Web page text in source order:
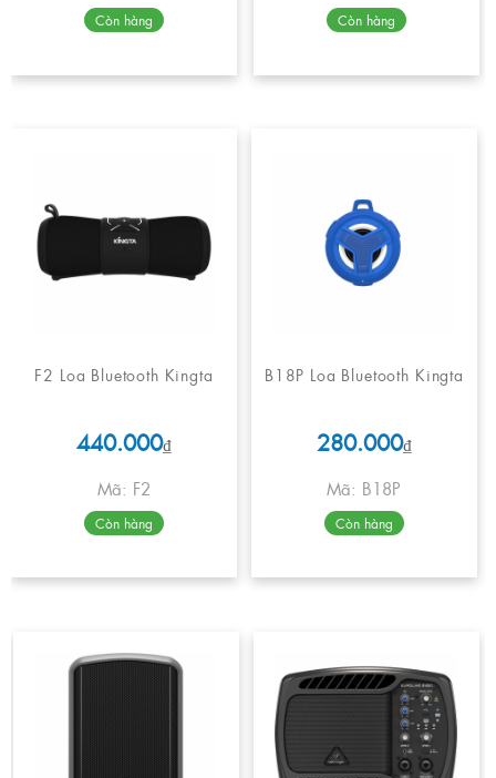
Còn hàng Còn hàng
F2 Loa Bluetooth Kingta
440.000₫
Mã: F2
Còn hàng
B18P Loa Bluetooth Kingta
280.000₫
Mã: B18P
Còn hàng